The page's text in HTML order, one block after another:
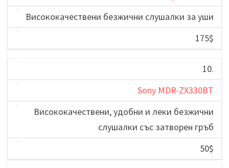
Висококачествени безжични слушалки за уши
175$
10.
Sony MDR-ZX330BT
Висококачествени, удобни и леки безжични
слушалки със затворен гръб
50$